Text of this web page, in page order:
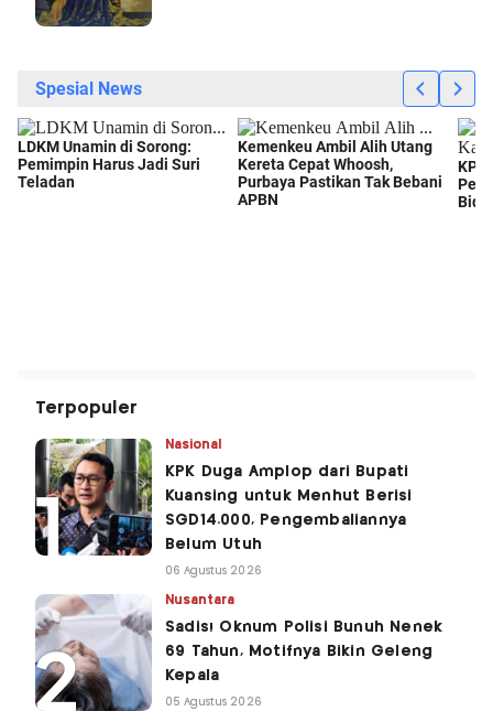
Terpopuler
Nasional
KPK Duga Amplop dari Bupati
Kuansing untuk Menhut Berisi
SGD14.000, Pengembaliannya
Belum Utuh
06 Agustus 2026
Nusantara
Sadis! Oknum Polisi Bunuh Nenek
69 Tahun, Motifnya Bikin Geleng
Kepala
05 Agustus 2026